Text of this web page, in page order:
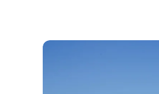
Oplev Danmark på to hjul